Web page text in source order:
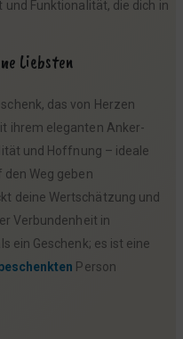
Funktionalität, die dich in
Liebsten
das von Herzen
ihrem eleganten Anker-
und Hoffnung – ideale
Weg geben
deine Wertschätzung und
Verbundenheit in
ein Geschenk; es ist eine
beschenkten Person